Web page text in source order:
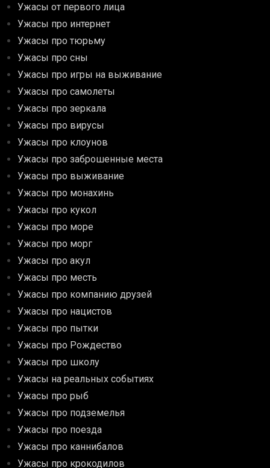
Ужасы от первого лица
Ужасы про интернет
Ужасы про тюрьму
Ужасы про сны
Ужасы про игры на выживание
Ужасы про самолеты
Ужасы про зеркала
Ужасы про вирусы
Ужасы про клоунов
Ужасы про заброшенные места
Ужасы про выживание
Ужасы про монахинь
Ужасы про кукол
Ужасы про море
Ужасы про морг
Ужасы про акул
Ужасы про месть
Ужасы про компанию друзей
Ужасы про нацистов
Ужасы про пытки
Ужасы про Рождество
Ужасы про школу
Ужасы на реальных событиях
Ужасы про рыб
Ужасы про подземелья
Ужасы про поезда
Ужасы про каннибалов
Ужасы про крокодилов